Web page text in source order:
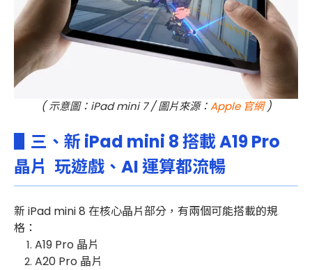
( 示意圖：iPad mini 7 / 圖片來源：Apple 官網)
▋三、新 iPad mini 8 搭載 A19 Pro
晶片 玩遊戲、AI 運算都流暢
新 iPad mini 8 在核心晶片部分，有兩個可能搭載的規
格：
A19 Pro 晶片
A20 Pro 晶片